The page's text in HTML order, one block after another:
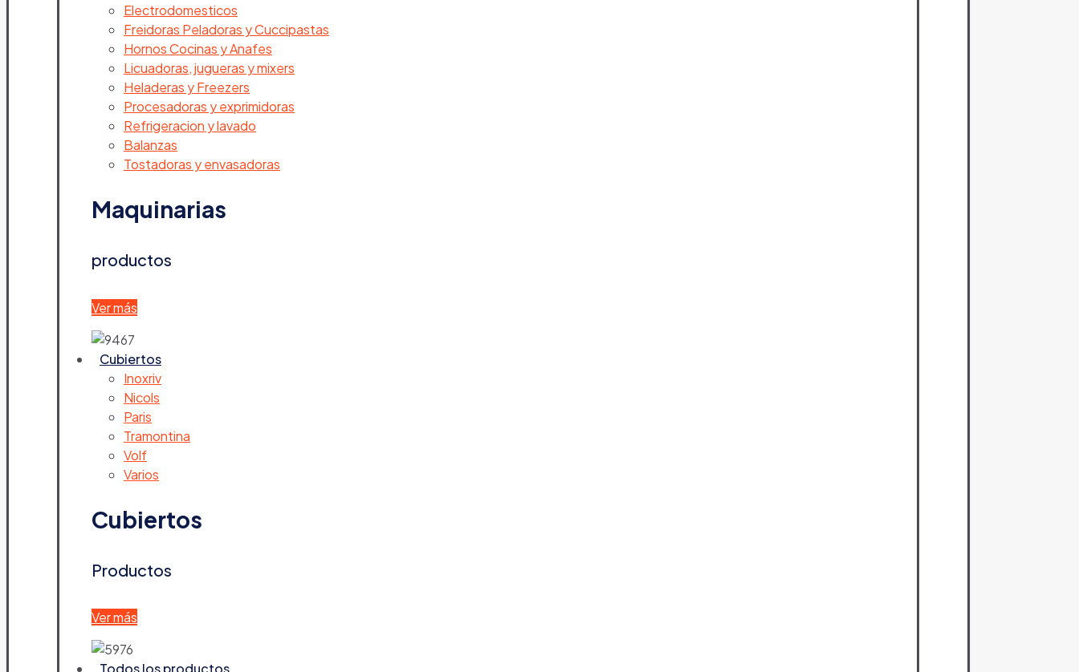
Electrodomesticos
Freidoras Peladoras y Cuccipastas
Hornos Cocinas y Anafes
Licuadoras, jugueras y mixers
Heladeras y Freezers
Procesadoras y exprimidoras
Refrigeracion y lavado
Balanzas
Tostadoras y envasadoras
Maquinarias
productos
Ver más
Cubiertos
Inoxriv
Nicols
Paris
Tramontina
Volf
Varios
Cubiertos
Productos
Ver más